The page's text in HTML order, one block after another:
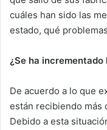
cuáles han sido las
estado, qué
¿Se ha
De acuerdo a lo que
están recibiendo más
Debido a esta